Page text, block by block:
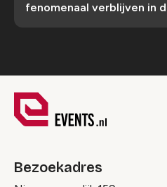
fenomenaal verblijven in
Bezoekadres